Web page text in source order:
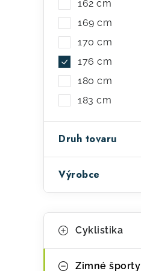
162 cm
169 cm
170 cm
176 cm
180 cm
183 cm
Druh tovaru
Výrobce
Preskočiť
kategórie
K
a
Cyklistika
Zimné športy